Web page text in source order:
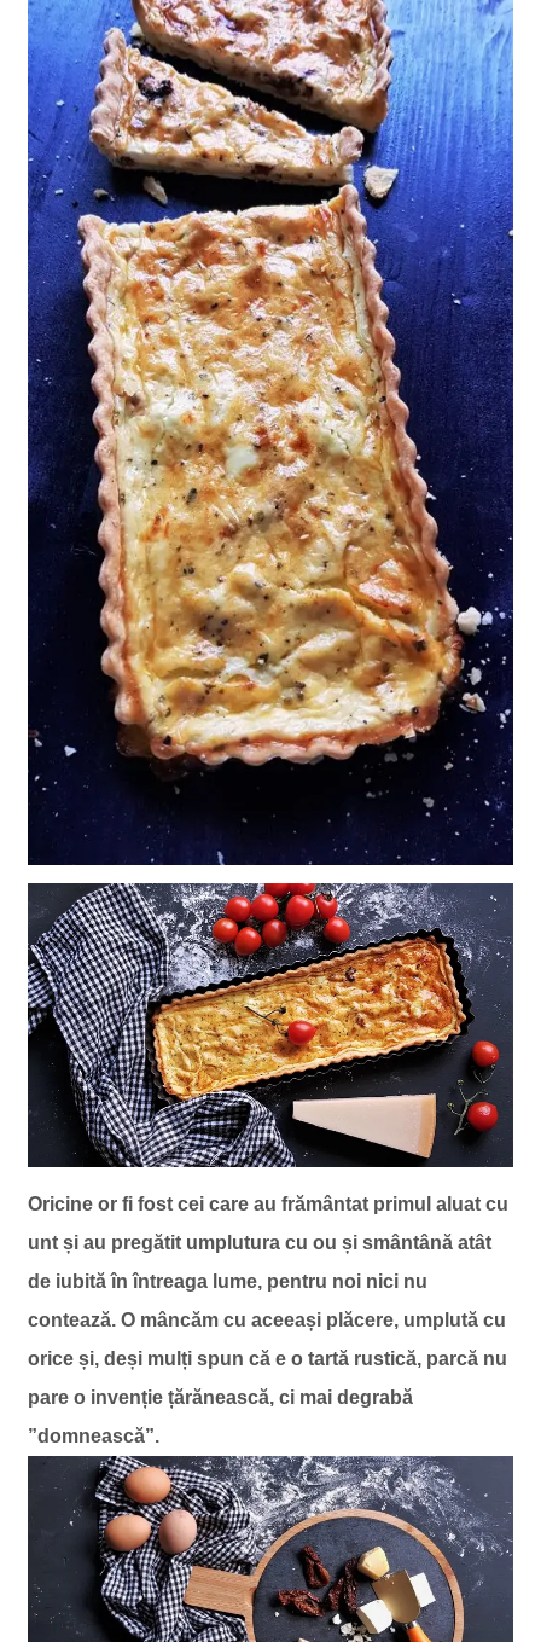
Oricine or fi fost cei care au frământat primul aluat cu
unt și au pregătit umplutura cu ou și smântână atât
de iubită în întreaga lume, pentru noi nici nu
contează. O mâncăm cu aceeași plăcere, umplută cu
orice și, deși mulți spun că e o tartă rustică, parcă nu
pare o invenție țărănească, ci mai degrabă
”domnească”.